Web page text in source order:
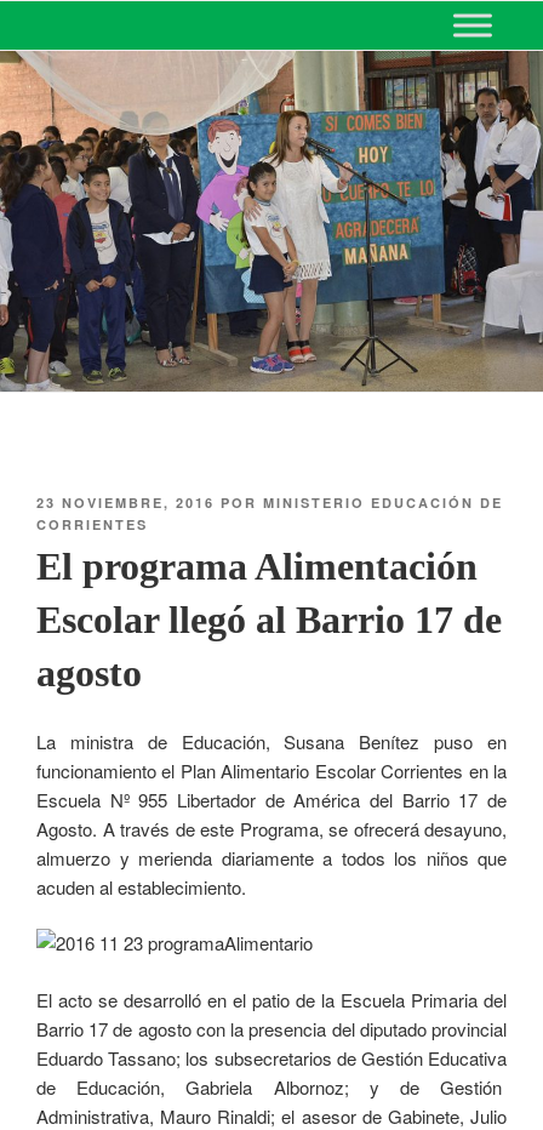
MINISTERIO DE EDUCACIÓN
DE CORRIENTES
23 NOVIEMBRE, 2016 POR MINISTERIO EDUCACIÓN DE
CORRIENTES
El programa Alimentación
Escolar llegó al Barrio 17 de
agosto
La ministra de Educación, Susana Benítez puso en
funcionamiento el Plan Alimentario Escolar Corrientes en la
Escuela Nº 955 Libertador de América del Barrio 17 de
Agosto. A través de este Programa, se ofrecerá desayuno,
almuerzo y merienda diariamente a todos los niños que
acuden al establecimiento.
El acto se desarrolló en el patio de la Escuela Primaria del
Barrio 17 de agosto con la presencia del diputado provincial
Eduardo Tassano; los subsecretarios de Gestión Educativa
de Educación, Gabriela Albornoz; y de Gestión
Administrativa, Mauro Rinaldi; el asesor de Gabinete, Julio